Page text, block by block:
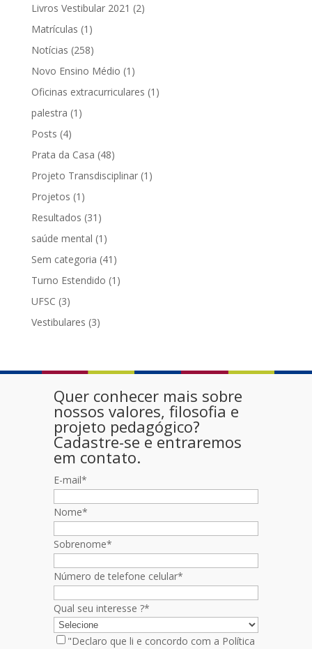
Livros Vestibular 2021 (2)
Matrículas (1)
Notícias (258)
Novo Ensino Médio (1)
Oficinas extracurriculares (1)
palestra (1)
Posts (4)
Prata da Casa (48)
Projeto Transdisciplinar (1)
Projetos (1)
Resultados (31)
saúde mental (1)
Sem categoria (41)
Turno Estendido (1)
UFSC (3)
Vestibulares (3)
Quer conhecer mais sobre
nossos valores, filosofia e
projeto pedagógico?
Cadastre-se e entraremos
em contato.
E-mail*
Nome*
Sobrenome*
Número de telefone celular*
Qual seu interesse ?*
"Declaro que li e concordo com a Política